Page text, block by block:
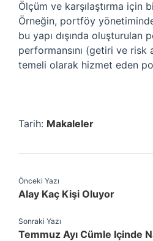
Ölçüm ve karşılaştırma için
Örneğin, portföy
bu yapı dışında oluşturulan
performansını (getiri ve risk
temeli olarak hizmet eden
Tarih: Makaleler
Önceki Yazı
Alay Kaç Kişi Oluyor
Sonraki Yazı
Temmuz Ayı Cümle Içinde